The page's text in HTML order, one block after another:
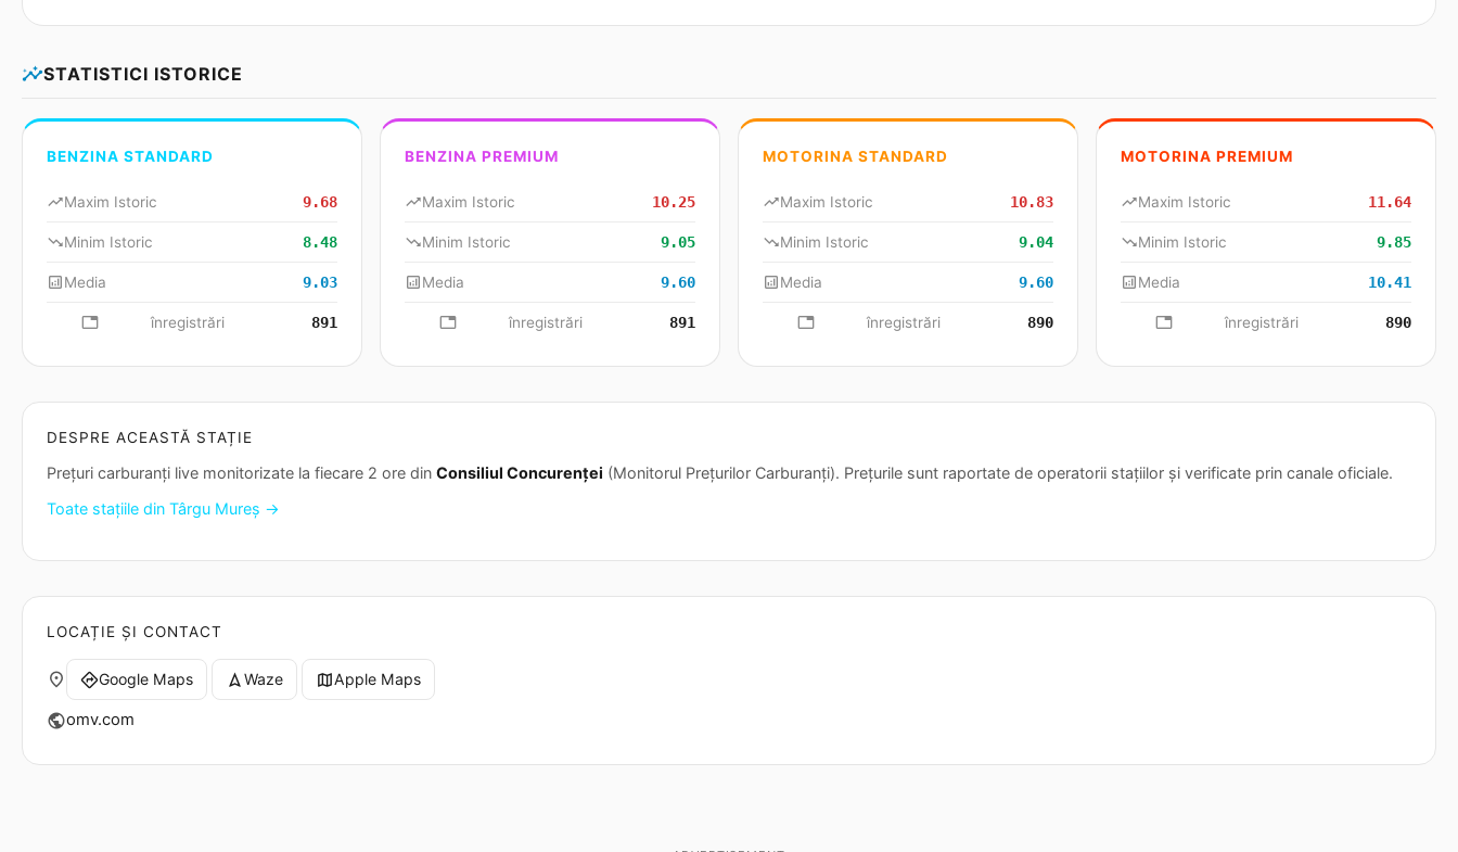
insightsSTATISTICI ISTORICE
BENZINA STANDARD
trending_upMaxim Istoric 9.68
trending_downMinim Istoric 8.48
analyticsMedia 9.03
database înregistrări 891
BENZINA PREMIUM
trending_upMaxim Istoric 10.25
trending_downMinim Istoric 9.05
analyticsMedia 9.60
database înregistrări 891
MOTORINA STANDARD
trending_upMaxim Istoric 10.83
trending_downMinim Istoric 9.04
analyticsMedia 9.60
database înregistrări 890
MOTORINA PREMIUM
trending_upMaxim Istoric 11.64
trending_downMinim Istoric 9.85
analyticsMedia 10.41
database înregistrări 890
DESPRE ACEASTĂ STAȚIE
Prețuri carburanți live monitorizate la fiecare 2 ore din Consiliul Concurenței (Monitorul Prețurilor Carburanți). Prețurile sunt raportate de operatorii stațiilor și verificate prin canale oficiale.
Toate stațiile din Târgu Mureș →
LOCAȚIE ȘI CONTACT
place directionsGoogle Maps navigation Waze mapApple Maps
publicomv.com